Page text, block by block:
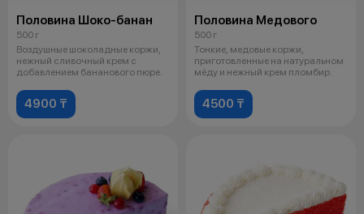
Половина Шоко-банан
500 г
Воздушные шоколадные коржи,
нежный сливочный крем с
добавлением бананового пюре.
4900 ₸
Половина Медового
500 г
Тонкие, медовые коржи,
приготовленные на натуральном
мёду и нежный крем пломбир.
4500 ₸